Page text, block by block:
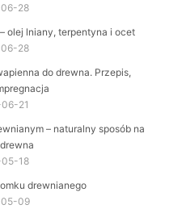
28
olej lniany, terpentyna i ocet
28
do drewna. Przepis,
21
– naturalny sposób na
18
drewnianego
09